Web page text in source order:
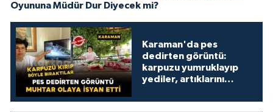
Oyununa Müdür Dur Diyecek mi?
Karaman'da pes
dedirten görüntü:
karpuzu yumruklayıp
yediler, artıklarını